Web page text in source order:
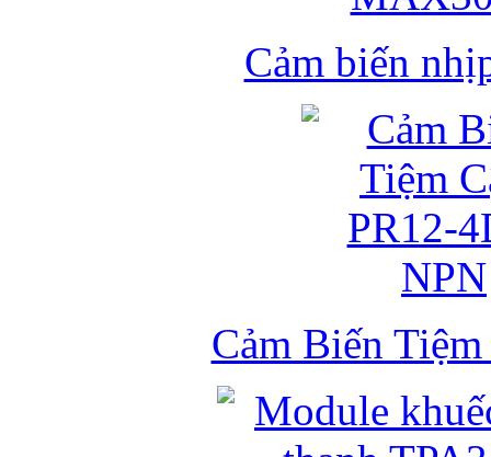
Cảm biến
Cảm Biến